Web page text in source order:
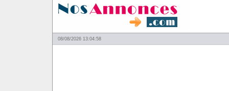
08/08/2026 13:04:58